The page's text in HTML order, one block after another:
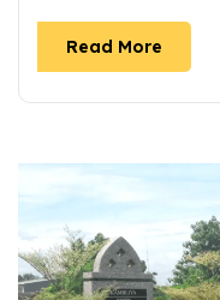
Read More